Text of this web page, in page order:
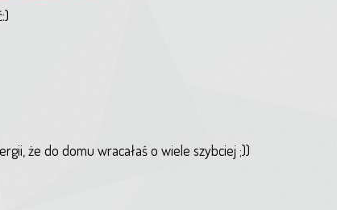
że do domu wracałaś o wiele szybciej ;))